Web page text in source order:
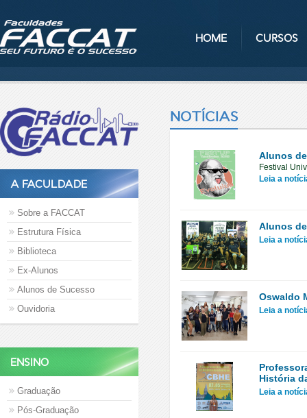
HOME CURSOS
A FACULDADE
Sobre a FACCAT
Estrutura Física
Biblioteca
Ex-Alunos
Alunos de Sucesso
Ouvidoria
ENSINO
Graduação
Pós-Graduação
NOTÍCIAS
Alunos
Festival
Leia a
Alunos
Leia a
Oswaldo
Leia a
História
Leia a